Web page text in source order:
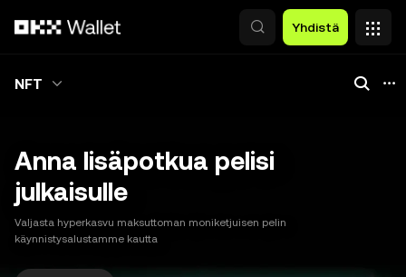
Yhdistä
NFT
Anna lisäpotkua pelisi
julkaisulle
Valjasta hyperkasvu maksuttoman moniketjuisen pelin
käynnistysalustamme kautta